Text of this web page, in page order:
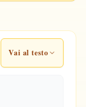
Vai al testo